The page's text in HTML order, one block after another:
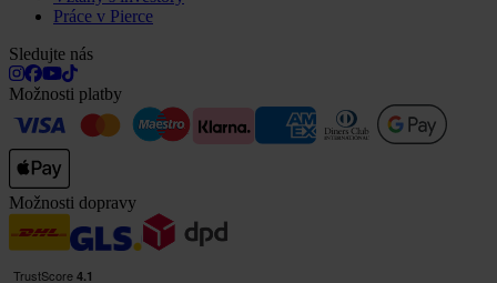
Práce v Pierce
Sledujte nás
Možnosti platby
Možnosti dopravy